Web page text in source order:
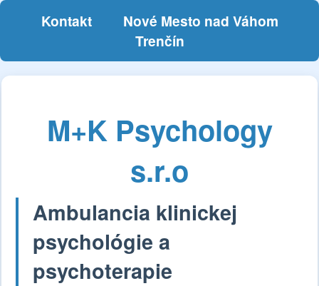
Kontakt
Nové Mesto nad Váhom
Trenčín
M+K Psychology
s.r.o
Ambulancia klinickej
psychológie a
psychoterapie